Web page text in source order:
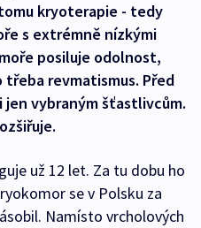
kryoterapie - tedy
s extrémně nízkými
posiluje odolnost,
třeba revmatismus. Před
vybraným šťastlivcům.
už 12 let. Za tu dobu ho
se v Polsku za
Namísto vrcholových